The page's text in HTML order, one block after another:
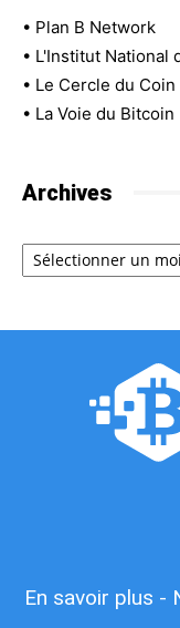
• Plan B Network
• L'Institut National
• Le Cercle du
• La Voie du Bitcoin
Archives
Archives
En savoir plus -